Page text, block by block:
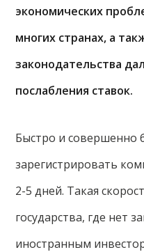
экономических
многих странах, а
законодательства
послабления ставок.
Быстро и совершенно
зарегистрировать
2-5 дней. Такая
государства, где нет
иностранным